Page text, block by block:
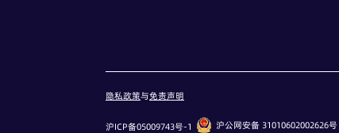
隐私政策与免责声明
沪ICP备05009743号-1 沪公网安备 31010602002626号